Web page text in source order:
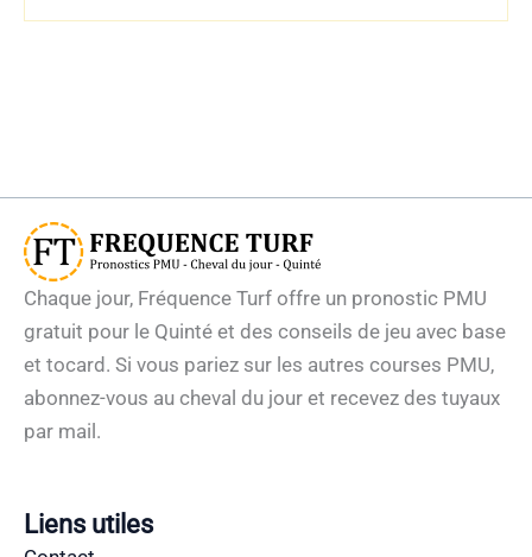
Chaque jour, Fréquence Turf offre un pronostic PMU
gratuit pour le Quinté et des conseils de jeu avec base
et tocard. Si vous pariez sur les autres courses PMU,
abonnez-vous au cheval du jour et recevez des tuyaux
par mail.
Liens utiles